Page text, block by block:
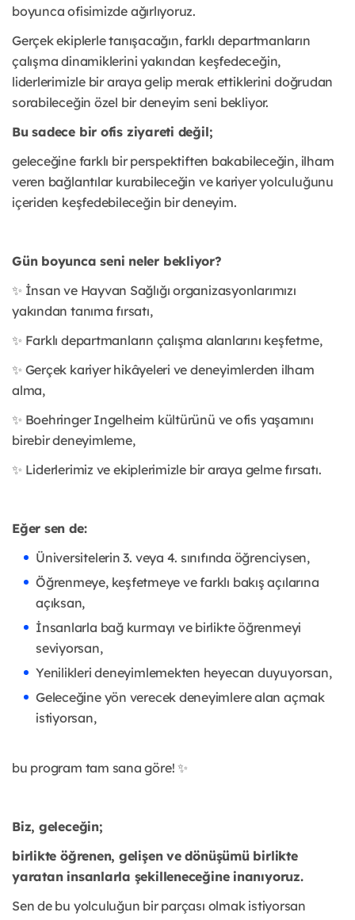
boyunca ofisimizde ağırlıyoruz.
Gerçek ekiplerle tanışacağın, farklı departmanların
çalışma dinamiklerini yakından keşfedeceğin,
liderlerimizle bir araya gelip merak ettiklerini doğrudan
sorabileceğin özel bir deneyim seni bekliyor.
Bu sadece bir ofis ziyareti değil;
geleceğine farklı bir perspektiften bakabileceğin, ilham
veren bağlantılar kurabileceğin ve kariyer yolculuğunu
içeriden keşfedebileceğin bir deneyim.
Gün boyunca seni neler bekliyor?
✨ İnsan ve Hayvan Sağlığı organizasyonlarımızı
yakından tanıma fırsatı,
✨ Farklı departmanların çalışma alanlarını keşfetme,
✨ Gerçek kariyer hikâyeleri ve deneyimlerden ilham
alma,
✨ Boehringer Ingelheim kültürünü ve ofis yaşamını
birebir deneyimleme,
✨ Liderlerimiz ve ekiplerimizle bir araya gelme fırsatı.
Eğer sen de:
Üniversitelerin 3. veya 4. sınıfında öğrenciysen,
Öğrenmeye, keşfetmeye ve farklı bakış açılarına
açıksan,
İnsanlarla bağ kurmayı ve birlikte öğrenmeyi
seviyorsan,
Yenilikleri deneyimlemekten heyecan duyuyorsan,
Geleceğine yön verecek deneyimlere alan açmak
istiyorsan,
bu program tam sana göre! ✨
Biz, geleceğin;
birlikte öğrenen, gelişen ve dönüşümü birlikte
yaratan insanlarla şekilleneceğine inanıyoruz.
Sen de bu yolculuğun bir parçası olmak istiyorsan